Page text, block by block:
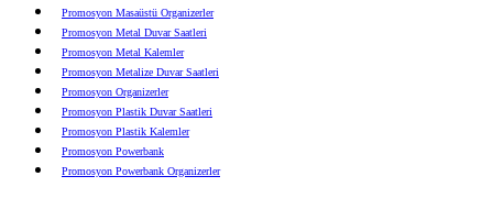
Promosyon Masaüstü Organizerler
Promosyon Metal Duvar Saatleri
Promosyon Metal Kalemler
Promosyon Metalize Duvar Saatleri
Promosyon Organizerler
Promosyon Plastik Duvar Saatleri
Promosyon Plastik Kalemler
Promosyon Powerbank
Promosyon Powerbank Organizerler